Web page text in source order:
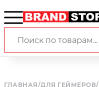
ГЛАВНАЯ/ДЛЯ ГЕЙМЕРОВ/